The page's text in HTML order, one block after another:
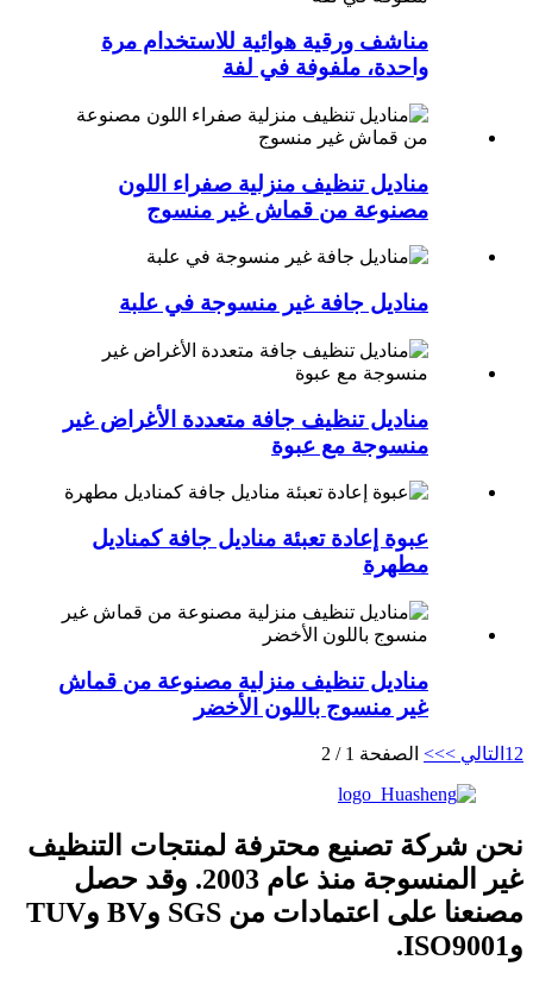
مناشف ورقية هوائية للاستخدام مرة
واحدة، ملفوفة في لفة
مناديل تنظيف منزلية صفراء اللون
مصنوعة من قماش غير منسوج
مناديل جافة غير منسوجة في علبة
مناديل تنظيف جافة متعددة الأغراض غير
منسوجة مع عبوة
عبوة إعادة تعبئة مناديل جافة كمناديل
مطهرة
مناديل تنظيف منزلية مصنوعة من قماش
غير منسوج باللون الأخضر
1 2 التالي >>> الصفحة 1 / 2
نحن شركة تصنيع محترفة لمنتجات التنظيف
غير المنسوجة منذ عام 2003. وقد حصل
مصنعنا على اعتمادات من SGS وBV وTUV
وISO9001.